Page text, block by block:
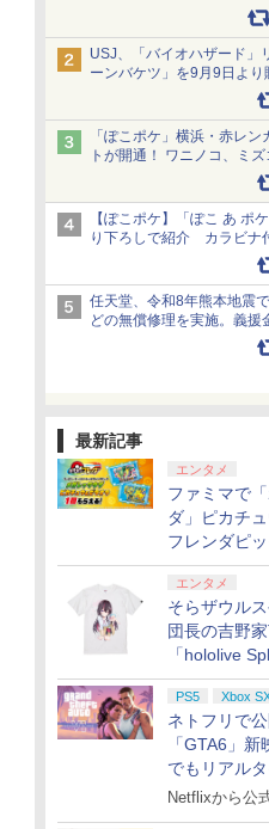
アップデートできるよう対
USJ、「バイオハザード」
ーンバケツ」を9月9日よ
組み。味は恐怖を堪のう「
「ぽこポケ」横浜・赤レ
トが開通！ ワニノコ、ミ
場シー
【ぽこポケ】「ぽこ あ ポ
り下ろしで紹介 カラビナ
任天堂、令和8年熊本地震
どの無償修理を実施。義援
も発表 pic.x.com/
最新記事
エンタメ
ファミマで
ダ」ピカチ
フレンダピ
ャンペーン
エンタメ
そらザウル
団長の吉野
「hololive
全Tシャツラ
＆オンライ
PS5 Xbox
ネトフリで
「GTA6」
でもリアル
しかも日本
Netflixから公